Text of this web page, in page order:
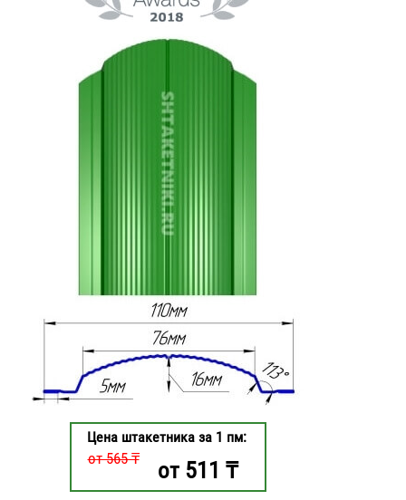
Цена штакетника за 1 пм:
от 565 ₸ от 511₸